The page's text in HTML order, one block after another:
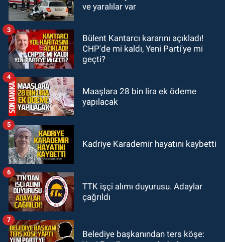
21:12Yönetim kulübü önce borç
GÜNDEM
20:56Otomobilin çarptığı yaşlı
adam hayatını kaybetti
ve yaralılar var
Bülent Kantarcı kararını açıkladı!
CHP'de mi kaldı, Yeni Parti'ye mi
geçti?
3
Maaşlara 28 bin lira ek ödeme
yapılacak
4
Kadriye Karademir hayatını kaybetti
5
TTK işçi alımı duyurusu. Adaylar
çağrıldı
6
Belediye başkanından ters köşe:
7